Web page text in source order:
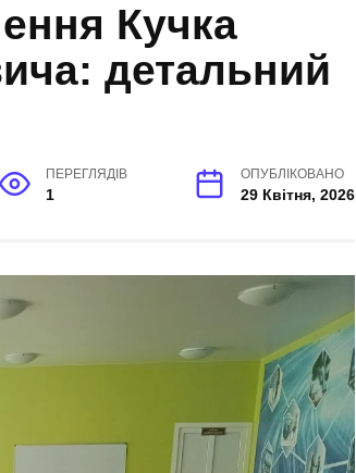
Кучка
детальний
ПЕРЕГЛЯДІВ
1
ОПУБЛІКОВАНО
29 Квітня, 2026